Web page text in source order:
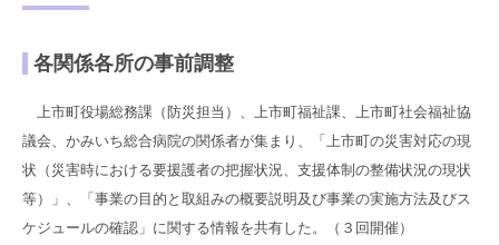
各関係各所の事前調整
上市町役場総務課（防災担当）、上市町福祉課、上市町社会福祉協
議会、かみいち総合病院の関係者が集まり、「上市町の災害対応の現
状（災害時における要援護者の把握状況、支援体制の整備状況の現状
等）」、「事業の目的と取組みの概要説明及び事業の実施方法及びス
ケジュールの確認」に関する情報を共有した。（３回開催）